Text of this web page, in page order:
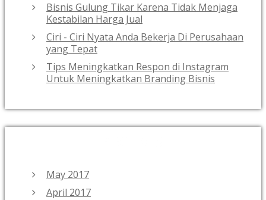
Bisnis Gulung Tikar Karena Tidak Menjaga
Kestabilan Harga Jual
Ciri - Ciri Nyata Anda Bekerja Di Perusahaan
yang Tepat
Tips Meningkatkan Respon di Instagram
Untuk Meningkatkan Branding Bisnis
May 2017
April 2017